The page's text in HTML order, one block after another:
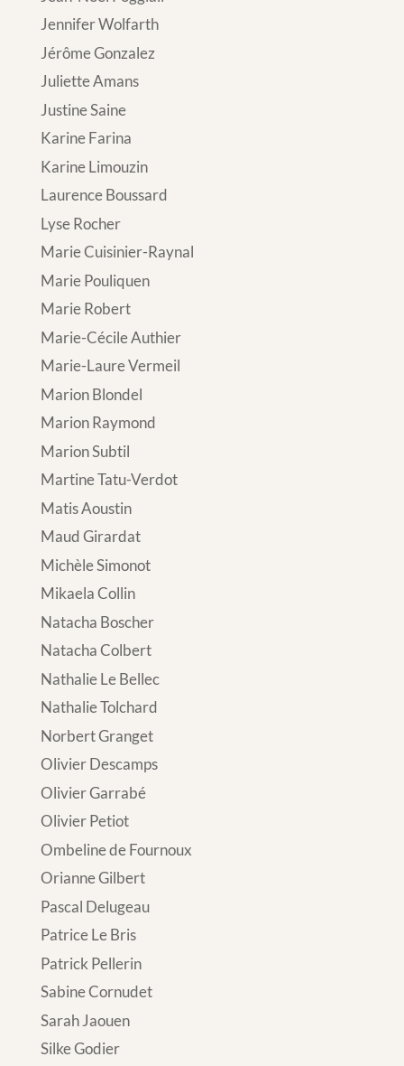
Jennifer Wolfarth
Jérôme Gonzalez
Juliette Amans
Justine Saine
Karine Farina
Karine Limouzin
Laurence Boussard
Lyse Rocher
Marie Cuisinier-Raynal
Marie Pouliquen
Marie Robert
Marie-Cécile Authier
Marie-Laure Vermeil
Marion Blondel
Marion Raymond
Marion Subtil
Martine Tatu-Verdot
Matis Aoustin
Maud Girardat
Michèle Simonot
Mikaela Collin
Natacha Boscher
Natacha Colbert
Nathalie Le Bellec
Nathalie Tolchard
Norbert Granget
Olivier Descamps
Olivier Garrabé
Olivier Petiot
Ombeline de Fournoux
Orianne Gilbert
Pascal Delugeau
Patrice Le Bris
Patrick Pellerin
Sabine Cornudet
Sarah Jaouen
Silke Godier